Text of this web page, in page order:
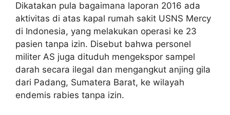
Dikatakan pula bagaimana laporan 2016 ada
aktivitas di atas kapal rumah sakit USNS Mercy
di Indonesia, yang melakukan operasi ke 23
pasien tanpa izin. Disebut bahwa personel
militer AS juga dituduh mengekspor sampel
darah secara ilegal dan mengangkut anjing gila
dari Padang, Sumatera Barat, ke wilayah
endemis rabies tanpa izin.